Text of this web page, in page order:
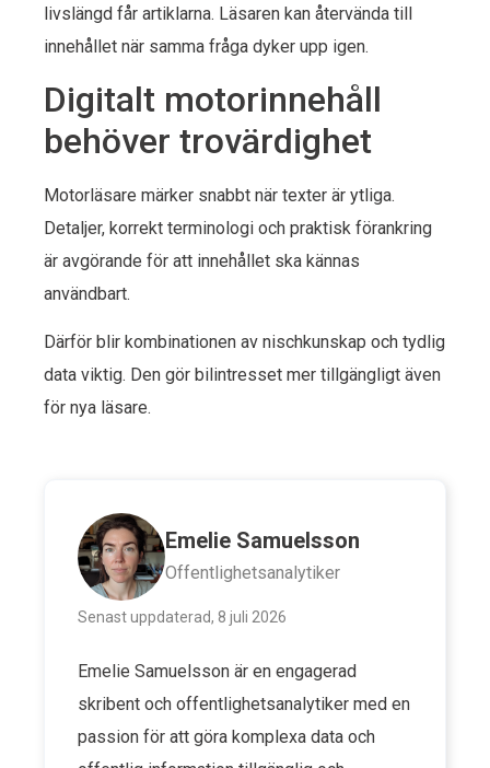
livslängd får artiklarna. Läsaren kan återvända till
innehållet när samma fråga dyker upp igen.
Digitalt motorinnehåll
behöver trovärdighet
Motorläsare märker snabbt när texter är ytliga.
Detaljer, korrekt terminologi och praktisk förankring
är avgörande för att innehållet ska kännas
användbart.
Därför blir kombinationen av nischkunskap och tydlig
data viktig. Den gör bilintresset mer tillgängligt även
för nya läsare.
Emelie Samuelsson
Offentlighetsanalytiker
Senast uppdaterad, 8 juli 2026
Emelie Samuelsson är en engagerad
skribent och offentlighetsanalytiker med en
passion för att göra komplexa data och